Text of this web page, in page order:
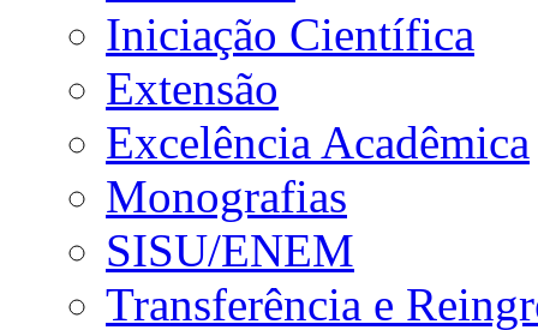
Iniciação Científica
Extensão
Excelência Acadêmica
Monografias
SISU/ENEM
Transferência e